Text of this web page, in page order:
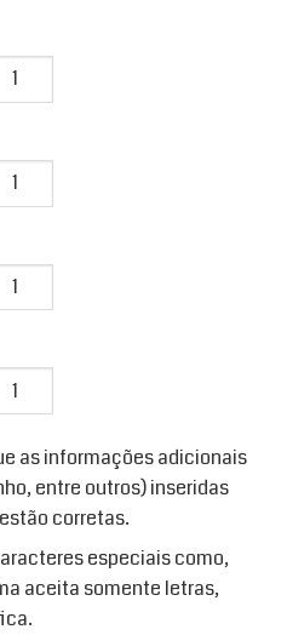
as informações adicionais
entre outros) inseridas
corretas.
especiais como,
aceita somente letras,